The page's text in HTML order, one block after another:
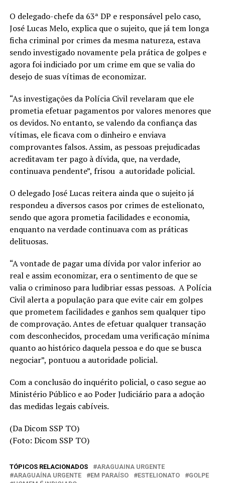
O delegado-chefe da 63ª DP e responsável pelo caso,
José Lucas Melo, explica que o sujeito, que já tem longa
ficha criminal por crimes da mesma natureza, estava
sendo investigado novamente pela prática de golpes e
agora foi indiciado por um crime em que se valia do
desejo de suas vítimas de economizar.
“As investigações da Polícia Civil revelaram que ele
prometia efetuar pagamentos por valores menores que
os devidos. No entanto, se valendo da confiança das
vítimas, ele ficava com o dinheiro e enviava
comprovantes falsos. Assim, as pessoas prejudicadas
acreditavam ter pago à dívida, que, na verdade,
continuava pendente”, frisou a autoridade policial.
O delegado José Lucas reitera ainda que o sujeito já
respondeu a diversos casos por crimes de estelionato,
sendo que agora prometia facilidades e economia,
enquanto na verdade continuava com as práticas
delituosas.
“A vontade de pagar uma dívida por valor inferior ao
real e assim economizar, era o sentimento de que se
valia o criminoso para ludibriar essas pessoas. A Polícia
Civil alerta a população para que evite cair em golpes
que prometem facilidades e ganhos sem qualquer tipo
de comprovação. Antes de efetuar qualquer transação
com desconhecidos, procedam uma verificação mínima
quanto ao histórico daquela pessoa e do que se busca
negociar”, pontuou a autoridade policial.
Com a conclusão do inquérito policial, o caso segue ao
Ministério Público e ao Poder Judiciário para a adoção
das medidas legais cabíveis.
(Da Dicom SSP TO)
(Foto: Dicom SSP TO)
TÓPICOS RELACIONADOS
ARAGUAINA URGENTE
ARAGUAÍNA URGENTE
EM PARAÍSO ESTELIONATO
GOLPE